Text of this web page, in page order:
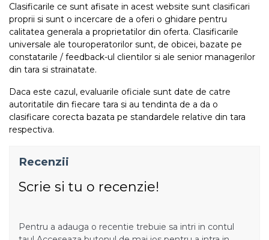
Clasificarile ce sunt afisate in acest website sunt clasificari
proprii si sunt o incercare de a oferi o ghidare pentru
calitatea generala a proprietatilor din oferta. Clasificarile
universale ale touroperatorilor sunt, de obicei, bazate pe
constatarile / feedback-ul clientilor si ale senior managerilor
din tara si strainatate.
Daca este cazul, evaluarile oficiale sunt date de catre
autoritatile din fiecare tara si au tendinta de a da o
clasificare corecta bazata pe standardele relative din tara
respectiva.
Recenzii
Scrie si tu o recenzie!
Pentru a adauga o recentie trebuie sa intri in contul